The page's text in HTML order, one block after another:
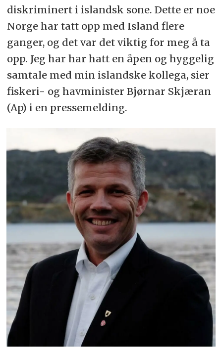
diskriminert i islandsk sone. Dette er noe
Norge har tatt opp med Island flere
ganger, og det var det viktig for meg å ta
opp. Jeg har har hatt en åpen og hyggelig
samtale med min islandske kollega, sier
fiskeri- og havminister Bjørnar Skjæran
(Ap) i en pressemelding.